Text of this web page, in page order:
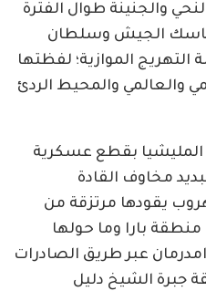
والجنينة طوال الفترة
الجيش وسلطان
الموازية؛ لفظتها
والعالمي والمحيط الردئ
المليشيا بقطع عسكرية
مخاوف القادة
يقودها مرتزقة من
بارا وما حولها
عبر طريق الصادرات
جبرة الشيخ دليل